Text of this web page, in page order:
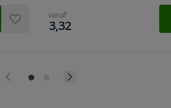
vanaf
€
3,32